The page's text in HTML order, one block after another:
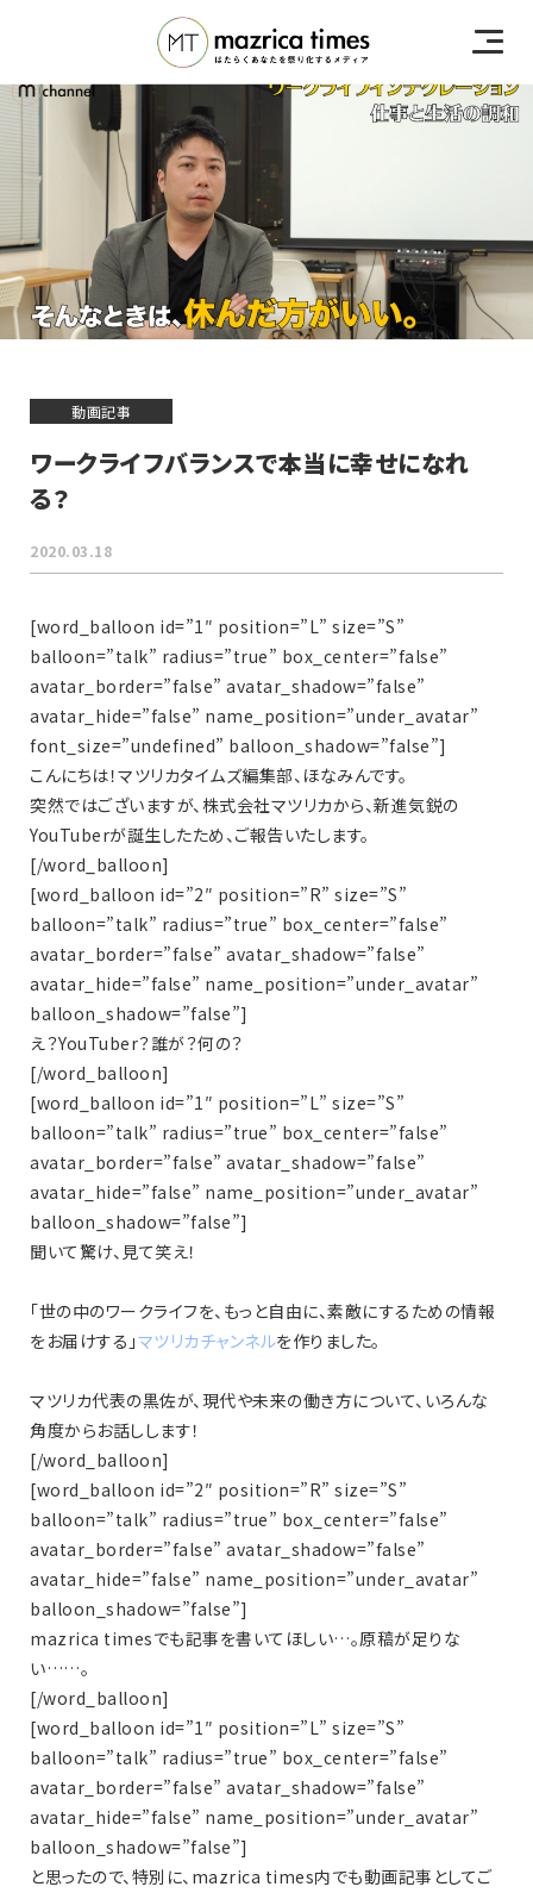
動画記事
ワークライフバランスで本当に幸せになれ
る？
2020.03.18
[word_balloon id=”1″ position=”L” size=”S”
balloon=”talk” radius=”true” box_center=”false”
avatar_border=”false” avatar_shadow=”false”
avatar_hide=”false” name_position=”under_avatar”
font_size=”undefined” balloon_shadow=”false”]
こんにちは！マツリカタイムズ編集部、ほなみんです。
突然ではございますが、株式会社マツリカから、新進気鋭の
YouTuberが誕生したため、ご報告いたします。
[/word_balloon]
[word_balloon id=”2″ position=”R” size=”S”
balloon=”talk” radius=”true” box_center=”false”
avatar_border=”false” avatar_shadow=”false”
avatar_hide=”false” name_position=”under_avatar”
balloon_shadow=”false”]
え？YouTuber？誰が？何の？
[/word_balloon]
[word_balloon id=”1″ position=”L” size=”S”
balloon=”talk” radius=”true” box_center=”false”
avatar_border=”false” avatar_shadow=”false”
avatar_hide=”false” name_position=”under_avatar”
balloon_shadow=”false”]
聞いて驚け、見て笑え！
「世の中のワークライフを、もっと自由に、素敵にするための情報
をお届けする」マツリカチャンネルを作りました。
マツリカ代表の黒佐が、現代や未来の働き方について、いろんな
角度からお話しします！
[/word_balloon]
[word_balloon id=”2″ position=”R” size=”S”
balloon=”talk” radius=”true” box_center=”false”
avatar_border=”false” avatar_shadow=”false”
avatar_hide=”false” name_position=”under_avatar”
balloon_shadow=”false”]
mazrica timesでも記事を書いてほしい…。原稿が足りな
い……。
[/word_balloon]
[word_balloon id=”1″ position=”L” size=”S”
balloon=”talk” radius=”true” box_center=”false”
avatar_border=”false” avatar_shadow=”false”
avatar_hide=”false” name_position=”under_avatar”
balloon_shadow=”false”]
と思ったので、特別に、mazrica times内でも動画記事としてご